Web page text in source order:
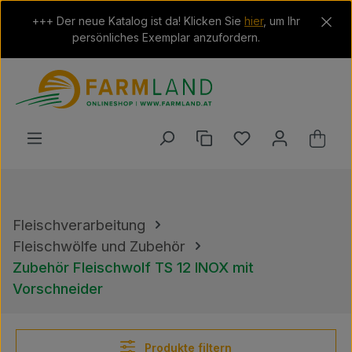
Zum Hauptinhalt springen
+++ Der neue Katalog ist da! Klicken Sie hier, um Ihr
persönliches Exemplar anzufordern.
Du hast 0
Fleischverarbeitung
Fleischwölfe und Zubehör
Zubehör Fleischwolf TS 12 INOX mit
Vorschneider
Produkte filtern